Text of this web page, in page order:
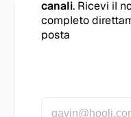
canali. Ricevi il
completo
posta